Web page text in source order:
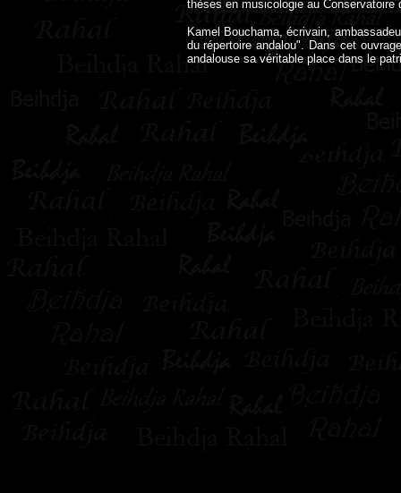
thèses en musicologie au Conservatoire
Kamel Bouchama, écrivain,
du répertoire andalou". Dans cet
andalouse sa véritable place dans le